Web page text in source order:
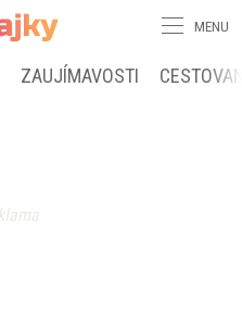
MENU
ZAUJÍMAVOSTI